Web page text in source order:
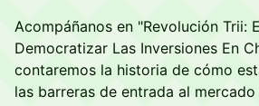
Acompáñanos en "Revolución Trii:
Democratizar Las Inversiones En
contaremos la historia de cómo
las barreras de entrada al